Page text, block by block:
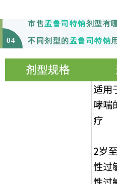
04
市售孟鲁司特钠剂型有
不同剂型的孟鲁司特钠